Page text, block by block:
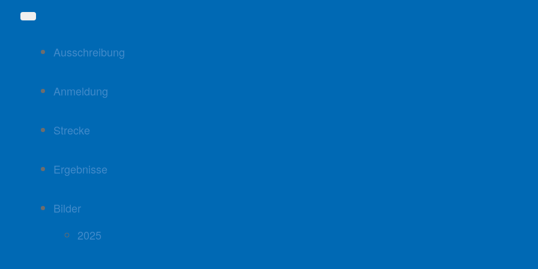
Ausschreibung
Anmeldung
Strecke
Ergebnisse
Bilder
2025